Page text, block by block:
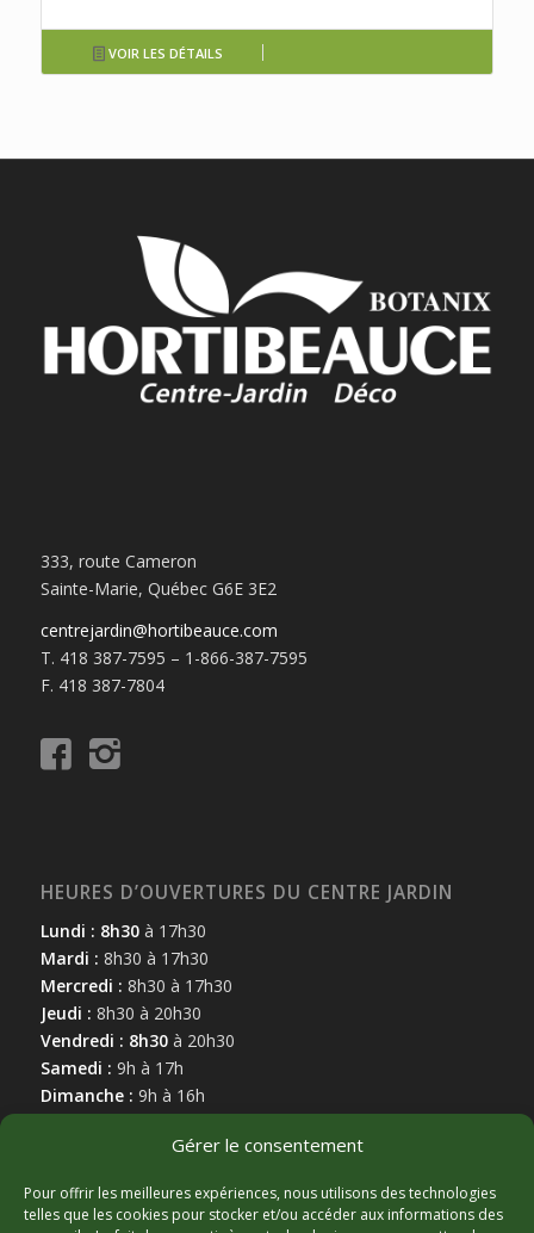
Gérer le consentement
Pour offrir les meilleures expériences, nous utilisons des technologies
telles que les cookies pour stocker et/ou accéder aux informations des
VOIR LES DÉTAILS
333, route Cameron
Sainte-Marie, Québec G6E 3E2
centrejardin@hortibeauce.com
T. 418 387-7595 – 1-866-387-7595
F. 418 387-7804
HEURES D’OUVERTURES DU CENTRE JARDIN
Lundi : 8h30à 17h30
Mardi : 8h30 à 17h30
Mercredi : 8h30 à 17h30
Jeudi : 8h30 à 20h30
Vendredi : 8h30à 20h30
Samedi : 9h à 17h
Dimanche : 9h à 16h